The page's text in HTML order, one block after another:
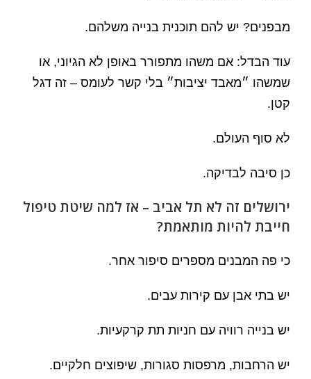
מבפנים? יש להם תוכנית בנייה משלהם.
עוד הבדל: אם משהו מתפורר באופן לא הגיוני, או
שמשהו ״מאבד יציבות״ בלי קשר לעומס – זה דגל
קטן.
לא סוף העולם.
כן סיבה לבדיקה.
ירושלים זה לא תל אביב – אז למה שיטת טיפול
חייבת להיות מותאמת?
כי פה המבנים מספרים סיפור אחר.
יש בתי אבן עם קירות עבים.
יש בנייה רוויה עם חניות תת קרקעיות.
יש הרחבות, מרפסות סגורות, שיפוצים חלקיים.